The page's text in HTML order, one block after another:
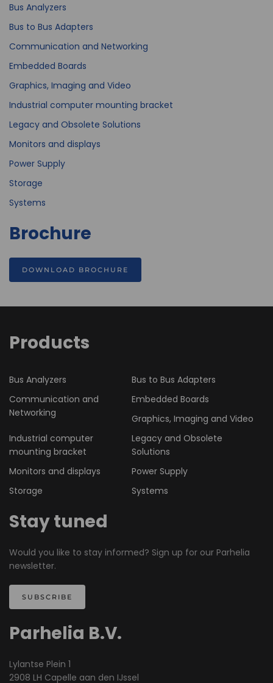
Bus Analyzers
Bus to Bus Adapters
Communication and Networking
Embedded Boards
Graphics, Imaging and Video
Industrial computer mounting bracket
Legacy and Obsolete Solutions
Monitors and displays
Power Supply
Storage
Systems
Brochure
DOWNLOAD BROCHURE
Products
Bus Analyzers
Bus to Bus Adapters
Communication and
Networking
Embedded Boards
Graphics, Imaging and Video
Industrial computer
mounting bracket
Legacy and Obsolete
Solutions
Monitors and displays
Power Supply
Storage
Systems
Stay tuned
Would you like to stay informed? Sign up for our Parhelia
newsletter.
SUBSCRIBE
Parhelia B.V.
Lylantse Plein 1
2908 LH Capelle aan den IJssel